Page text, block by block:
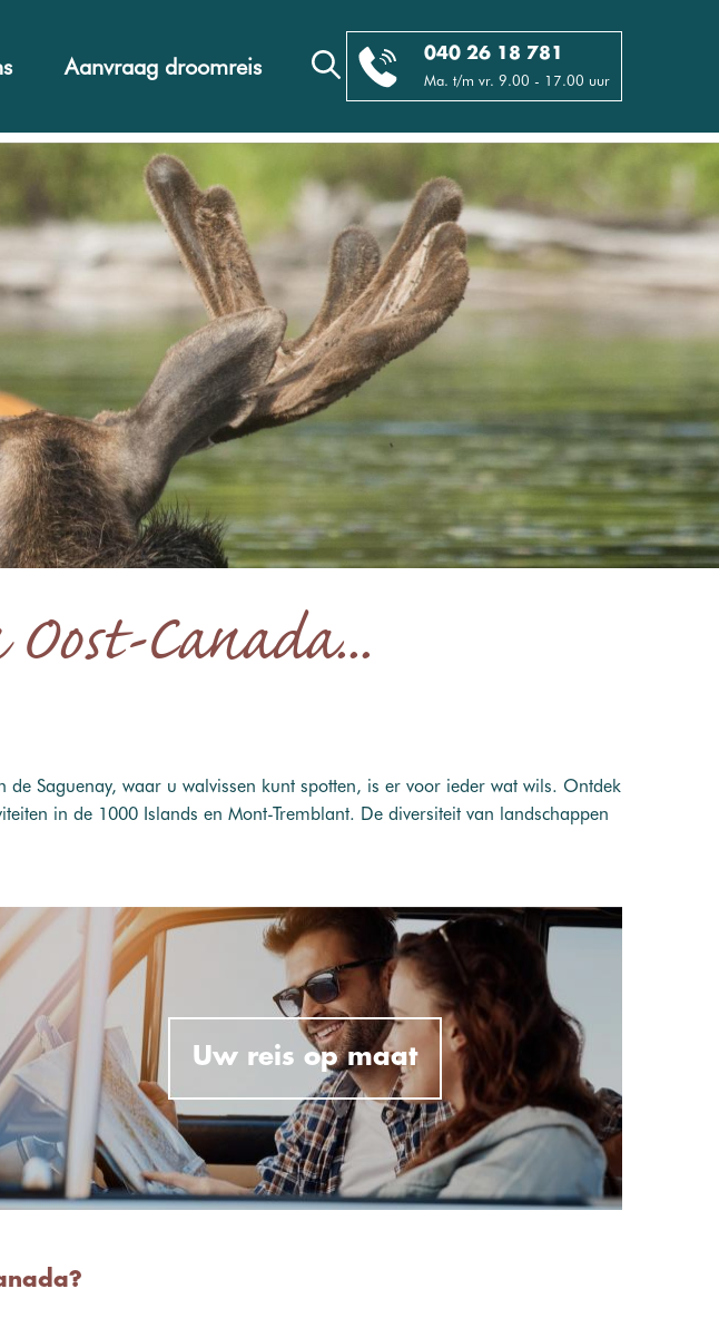
040 26 18 781
Ma. t/m vr. 9.00 - 17.00 uur
Aanvraag droomreis
Canada...
Saguenay, waar u walvissen kunt spotten, is er voor ieder wat wils. Ontdek
in de 1000 Islands en Mont-Tremblant. De diversiteit van landschappen
Uw reis op maat